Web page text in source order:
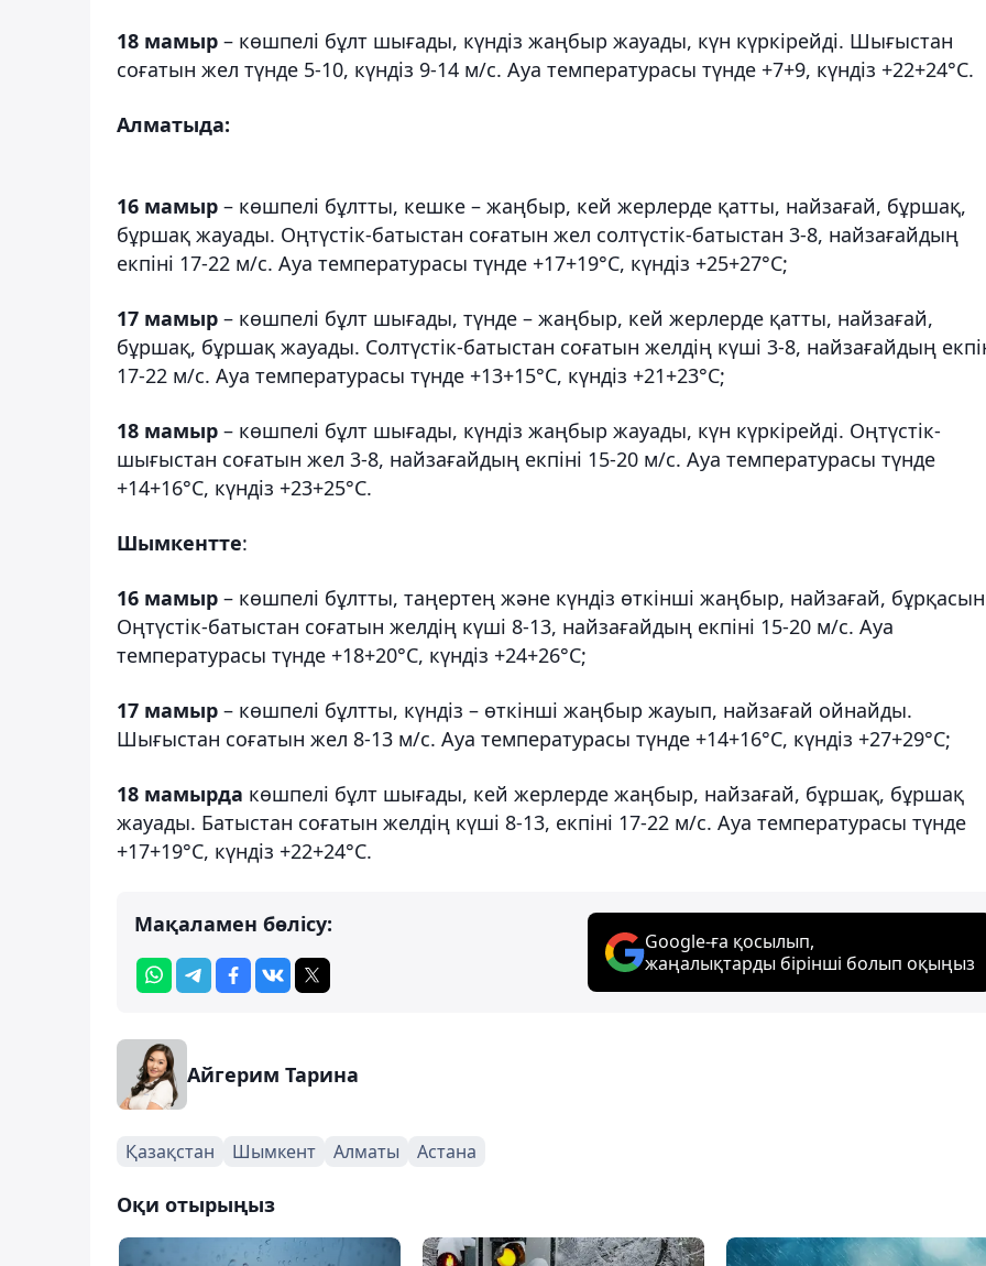
18 мамыр – көшпелі бұлт шығады, күндіз жаңбыр жауады, күн күркірейді. Шығыстан
соғатын жел түнде 5-10, күндіз 9-14 м/с. Ауа температурасы түнде +7+9, күндіз +22+24°C.
Алматыда:
16 мамыр – көшпелі бұлтты, кешке – жаңбыр, кей жерлерде қатты, найзағай, бұршақ,
бұршақ жауады. Оңтүстік-батыстан соғатын жел солтүстік-батыстан 3-8, найзағайдың
екпіні 17-22 м/с. Ауа температурасы түнде +17+19°С, күндіз +25+27°С;
17 мамыр – көшпелі бұлт шығады, түнде – жаңбыр, кей жерлерде қатты, найзағай,
бұршақ, бұршақ жауады. Солтүстік-батыстан соғатын желдің күші 3-8, найзағайдың
17-22 м/с. Ауа температурасы түнде +13+15°С, күндіз +21+23°С;
18 мамыр – көшпелі бұлт шығады, күндіз жаңбыр жауады, күн күркірейді. Оңтүстік-
шығыстан соғатын жел 3-8, найзағайдың екпіні 15-20 м/с. Ауа температурасы түнде
+14+16°С, күндіз +23+25°С.
Шымкентте:
16 мамыр – көшпелі бұлтты, таңертең және күндіз өткінші жаңбыр, найзағай,
Оңтүстік-батыстан соғатын желдің күші 8-13, найзағайдың екпіні 15-20 м/с. Ауа
температурасы түнде +18+20°С, күндіз +24+26°С;
17 мамыр – көшпелі бұлтты, күндіз – өткінші жаңбыр жауып, найзағай ойнайды.
Шығыстан соғатын жел 8-13 м/с. Ауа температурасы түнде +14+16°С, күндіз +27+29°С;
18 мамырда көшпелі бұлт шығады, кей жерлерде жаңбыр, найзағай, бұршақ, бұршақ
жауады. Батыстан соғатын желдің күші 8-13, екпіні 17-22 м/с. Ауа температурасы түнде
+17+19°С, күндіз +22+24°С.
Мақаламен бөлісу:
Google-ға қосылып,
жаңалықтарды бірінші болып оқыңыз
Айгерим Тарина
Қазақстан Шымкент Алматы Астана
Оқи отырыңыз